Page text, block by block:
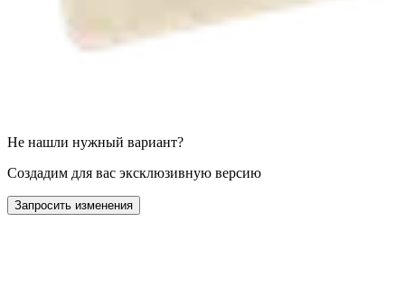
Не нашли нужный вариант?
Создадим для вас эксклюзивную версию
Запросить изменения